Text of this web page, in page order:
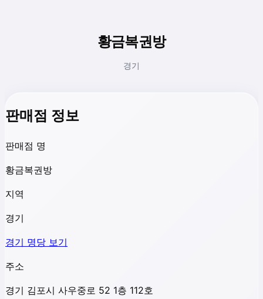
황금복권방
경기
판매점 정보
판매점 명
황금복권방
지역
경기
경기 명당 보기
주소
경기 김포시 사우중로 52 1층 112호